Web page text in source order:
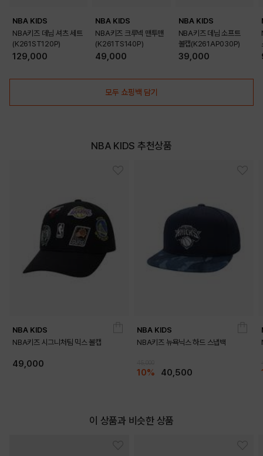
DETAILS
NBA KIDS
NBA키즈 데님 셔츠 세트
(K261ST120P)
129,000
NBA KIDS
NBA키즈 크루넥 맨투맨
(K261TS140P)
49,000
NBA KIDS
NBA키즈 데님 소프트
볼캡(K261AP030P)
39,000
모두 쇼핑백 담기
NBA KIDS 추천상품
NBA KIDS
NBA키즈 시그니처팀 믹스 볼캡
49,000
NBA KIDS
NBA키즈 뉴욕닉스 하드 스냅백
10% 40,500
이 상품과 비슷한 상품